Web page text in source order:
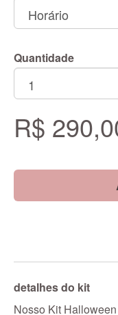
Quantidade
R$
detalhes do kit
Nosso Kit